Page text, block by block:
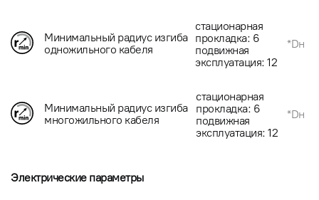
Минимальный радиус изгиба
одножильного кабеля
стационарная
прокладка: 6
подвижная
эксплуатация: 12
*Dн
Минимальный радиус изгиба
многожильного кабеля
стационарная
прокладка: 6
подвижная
эксплуатация: 12
*Dн
Электрические параметры